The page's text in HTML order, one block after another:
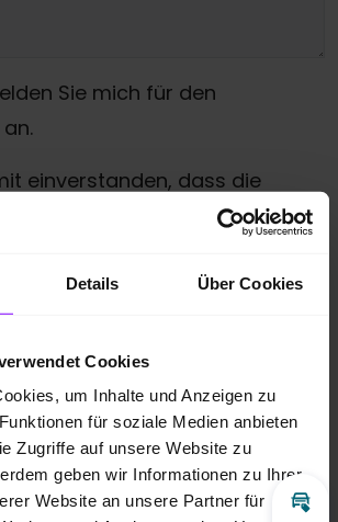
Details Über Cookies
Cookies
um Inhalte und Anzeigen zu
für soziale Medien anbieten
Zugriffe auf unsere Website zu
geben wir Informationen zu Ihrer
Website an unsere Partner für
Sie mich für den
einverstanden, dass die
Daten entsprechend der
werden dürfen. Zudem
Zustimmung über die
Möglichkeiten kontaktiert zu
Verifizierung
klicken